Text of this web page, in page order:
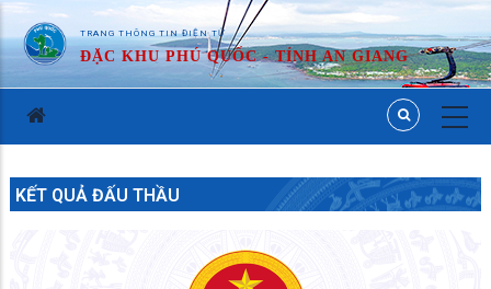
TRANG THÔNG TIN ĐIỆN TỬ
ĐẶC KHU PHÚ QUỐC - TỈNH AN GIANG
KẾT QUẢ ĐẤU THẦU